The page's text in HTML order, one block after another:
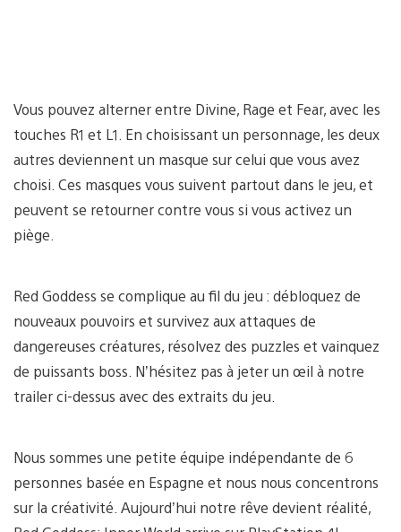
Vous pouvez alterner entre Divine, Rage et Fear, avec les
touches R1 et L1. En choisissant un personnage, les deux
autres deviennent un masque sur celui que vous avez
choisi. Ces masques vous suivent partout dans le jeu, et
peuvent se retourner contre vous si vous activez un
piège.
Red Goddess se complique au fil du jeu : débloquez de
nouveaux pouvoirs et survivez aux attaques de
dangereuses créatures, résolvez des puzzles et vainquez
de puissants boss. N’hésitez pas à jeter un œil à notre
trailer ci-dessus avec des extraits du jeu.
Nous sommes une petite équipe indépendante de 6
personnes basée en Espagne et nous nous concentrons
sur la créativité. Aujourd’hui notre rêve devient réalité,